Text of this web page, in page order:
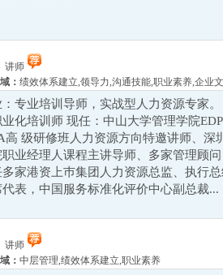
讲师
： 绩效体系建立,领导力,沟通技能,职业素养,企业
专业培训导师，实战型人力资源专家
业化培训师 现任：中山大学管理学院
高 级研修班人力资源方向特邀讲师、深
职业经理人课程主讲导师、多家管理顾
多家港资上巿集团人力资源总监、执行
表，中国服务标准化评价中心副总裁...
讲师
： 中层管理,绩效体系建立,职业素养